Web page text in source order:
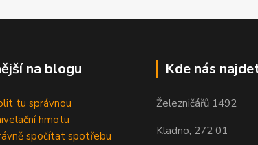
na blogu
tu správnou
hmotu
spočítat spotřebu
Kde nás
Železničářů 1492
Kladno, 272 01